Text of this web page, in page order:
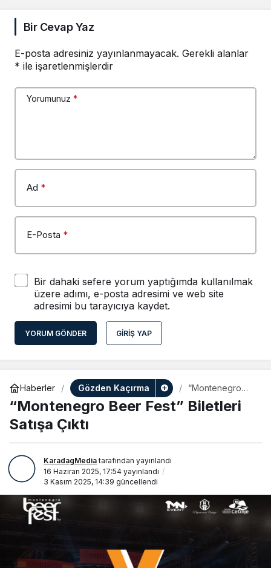
Bir Cevap Yaz
E-posta adresiniz yayınlanmayacak. Gerekli alanlar
* ile işaretlenmişlerdir
Yorumunuz *
Ad *
E-Posta *
Bir dahaki sefere yorum yaptığımda kullanılmak
üzere adımı, e-posta adresimi ve web site
adresimi bu tarayıcıya kaydet.
YORUM GÖNDER GIRIŞ YAP
Haberler Gözden Kaçırma
“Montenegro
Beer Fest”
Biletleri Satışa
“Montenegro Beer Fest” Biletleri
Satışa Çıktı
KaradagMediatarafından yayınlandı
16 Haziran 2025, 17:54 yayınlandı
3 Kasım 2025, 14:39 güncellendi